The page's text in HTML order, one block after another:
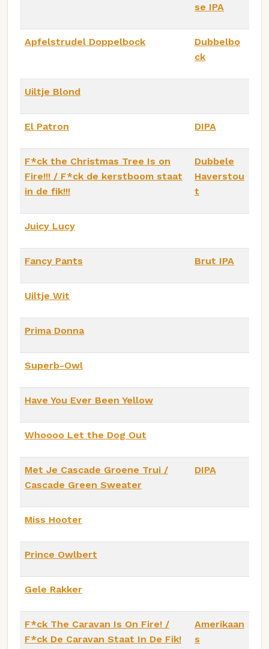
se IPA
Apfelstrudel Doppelbock
Dubbelbo
ck
Uiltje Blond
El Patron DIPA
F*ck the Christmas Tree Is on
Fire!!! / F*ck de kerstboom staat
in de fik!!!
Dubbele
Haverstou
t
Juicy Lucy
Fancy Pants Brut IPA
Uiltje Wit
Prima Donna
Superb-Owl
Have You Ever Been Yellow
Whoooo Let the Dog Out
Met Je Cascade Groene Trui /
Cascade Green Sweater
DIPA
Miss Hooter
Prince Owlbert
Gele Rakker
F*ck The Caravan Is On Fire! /
F*ck De Caravan Staat In De Fik!
Amerikaan
s